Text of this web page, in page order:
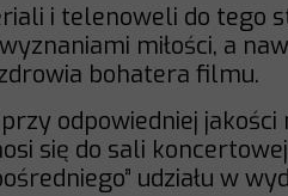
i telenoweli do tego
miłości, a
bohatera filmu.
odpowiedniej
się do sali
udziału w